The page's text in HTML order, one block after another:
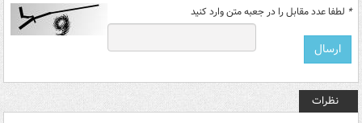
* لطفا عدد مقابل را در جعبه متن وارد کنید
نظرات